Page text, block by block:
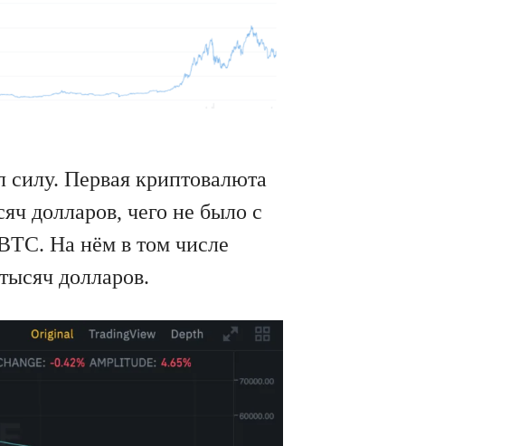
силу. Первая криптовалюта
долларов, чего не было с
На нём в том числе
долларов.